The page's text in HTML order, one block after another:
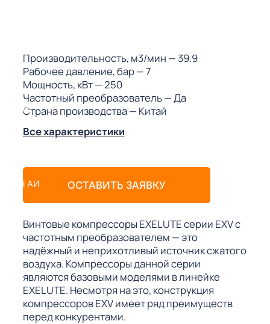
Производительность, м3/мин — 39.9
Рабочее давление, бар— 7
Мощность, кВт— 250
Частотный преобразователь— Да
Страна производства— Китай
Все характеристики
ОСТАВИТЬ ЗАЯВКУ
Винтовые компрессоры EXELUTE серии EXV с
частотным преобразователем — это
надёжный и неприхотливый источник сжатого
воздуха. Компрессоры данной серии
являются базовыми моделями в линейке
EXELUTE. Несмотря на это, конструкция
компрессоров EXV имеет ряд преимуществ
перед конкурентами.
(МКС)
АИ